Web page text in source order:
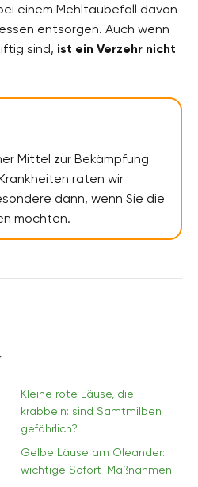
einem Mehltaubefall davon
entsorgen. Auch wenn
sind, ist ein Verzehr nicht
Mittel zur Bekämpfung
raten wir
dann, wenn Sie die
möchten.
Kleine rote Läuse, die
krabbeln: sind Samtmilben
gefährlich?
Gelbe Läuse am Oleander:
wichtige Sofort-Maßnahmen